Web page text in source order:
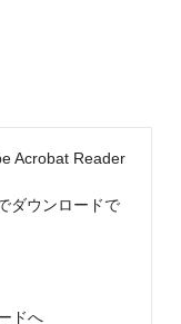
Acrobat Reader
ダウンロードで
ドへ